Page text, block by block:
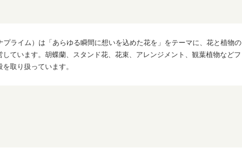
プライム）は「あらゆる瞬間に想いを込めた花を」をテーマに、花と植物の
しています。胡蝶蘭、スタンド花、花束、アレンジメント、観葉植物などフ
取り扱っています。